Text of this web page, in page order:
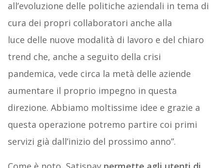
all’evoluzione delle politiche aziendali in tema di
cura dei propri collaboratori anche alla
luce delle nuove modalità di lavoro e del chiaro
trend che, anche a seguito della crisi
pandemica, vede circa la metà delle aziende
aumentare il proprio impegno in questa
direzione. Abbiamo moltissime idee e grazie a
questa operazione potremo partire coi primi
servizi già dall’inizio del prossimo anno”.